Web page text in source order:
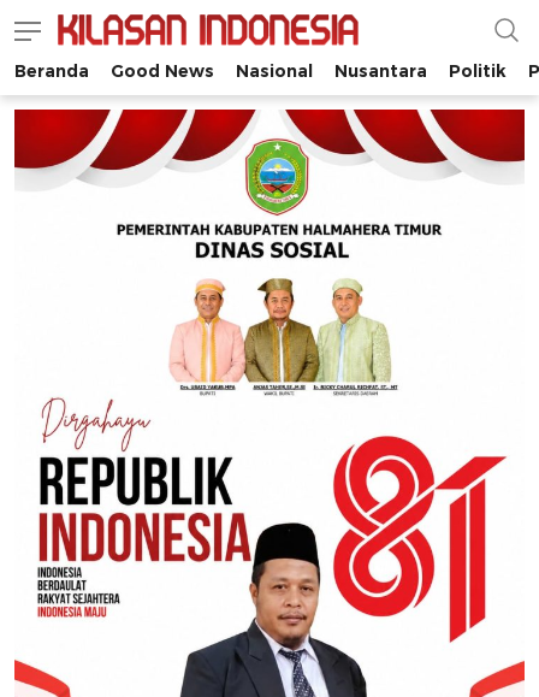
Kilasan Indonesia
Satu-satunya di Indonesia
Beranda Good News Nasional Nusantara Politik